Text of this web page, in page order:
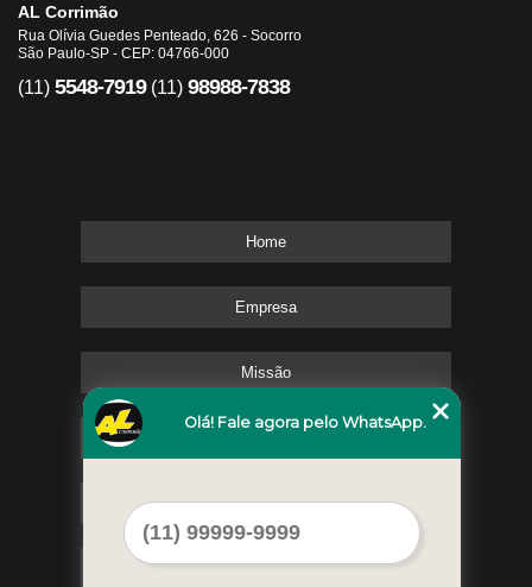
AL Corrimão
Rua Olívia Guedes Penteado, 626 - Socorro
São Paulo-SP - CEP: 04766-000
(11) 5548-7919 (11) 98988-7838
Home
Empresa
Missão
Contato
Mapa do site
Olá! Fale agora pelo WhatsApp.